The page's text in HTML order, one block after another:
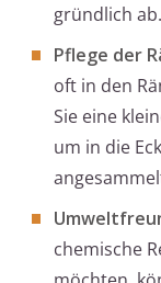
gründlich ab.
Pflege der
oft in den
Sie eine
um in die
chemische